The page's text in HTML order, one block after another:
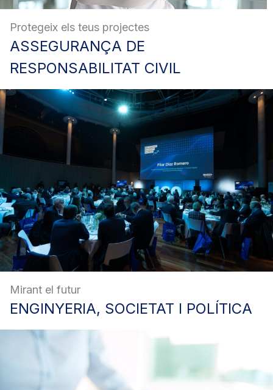
Protegeix els teus projectes
ASSEGURANÇA DE
RESPONSABILITAT CIVIL
Mirant el futur
ENGINYERIA, SOCIETAT I POLÍTICA